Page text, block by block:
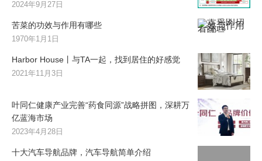
2024年9月27日
苦菜的功效与作用有哪些
1970年1月1日
Harbor House丨与TA一起，找到居住的好感觉
2021年11月3日
叶同仁健康产业完善“药食同源”战略拼图，深耕万
亿蓝海市场
2023年4月28日
十大汽车导航品牌，汽车导航简单介绍